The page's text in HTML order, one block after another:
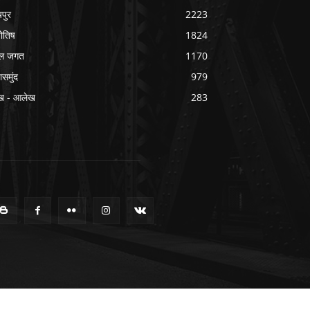
2223
1824
जगत
1170
979
- आलेख
283